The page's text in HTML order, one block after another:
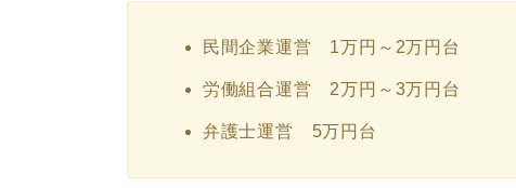
民間企業運営 1万円～2万円台
労働組合運営 2万円～3万円台
弁護士運営 5万円台